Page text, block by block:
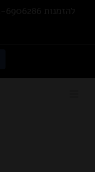
להזמנות 03-6906286